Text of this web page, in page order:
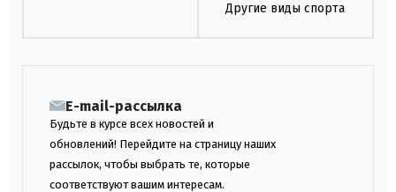
Другие виды спорта
E-mail-рассылка
Будьте в курсе всех новостей и
обновлений! Перейдите на страницу наших
рассылок, чтобы выбрать те, которые
соответствуют вашим интересам.